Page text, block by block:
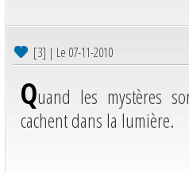
[3] | Le 07-11-2010
Quand les mystères
cachent dans la lumière.